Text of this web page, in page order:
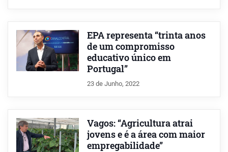
EPA representa “trinta anos
de um compromisso
educativo único em
Portugal”
23 de Junho, 2022
Vagos: “Agricultura atrai
jovens e é a área com maior
empregabilidade”